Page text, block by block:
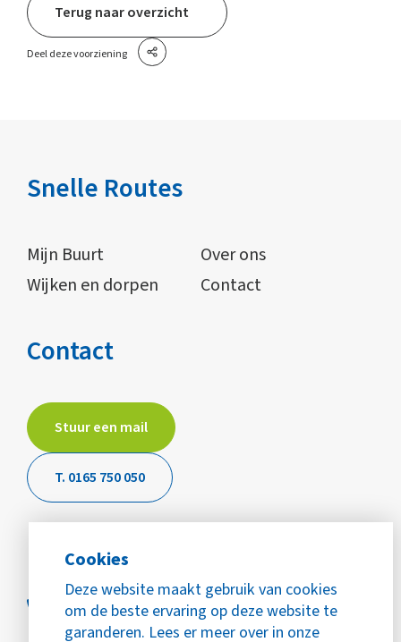
Cookies
Deze website maakt gebruik van cookies
om de beste ervaring op deze website te
garanderen. Lees er meer over in onze
Terug naar overzicht
Deel deze voorziening
Snelle Routes
Mijn Buurt
Over ons
Wijken en dorpen
Contact
Contact
Stuur een mail
T. 0165 750 050